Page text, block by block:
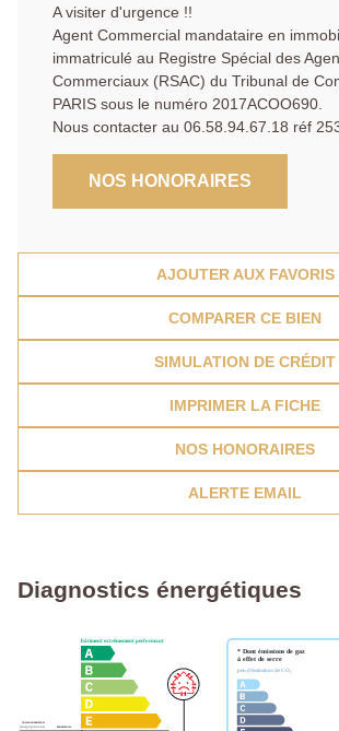
A visiter d'urgence !!
Agent Commercial mandataire en
immatriculé au Registre Spécial des
Commerciaux (RSAC) du Tribunal de
PARIS sous le numéro 2017ACOO690.
Nous contacter au 06.58.94.67.18 réf
NOS HONORAIRES
AJOUTER AUX FAVORIS
COMPARER CE BIEN
SIMULATION DE CRÉDIT
IMPRIMER LA FICHE
NOS HONORAIRES
ALERTE EMAIL
Diagnostics énergétiques